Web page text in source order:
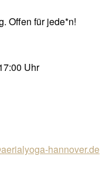
Offen für jede*n!
Uhr
hannover.de